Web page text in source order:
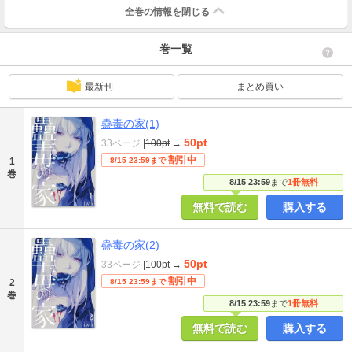
全巻の情報を 閉じる
巻一覧
最新刊 まとめ買い
1
巻
蠱毒の家(1)
8/15 23:59まで1冊無料
33ページ 100pt → 50pt
8/15 23:59まで 割引中
無料で読む 購入する
2
巻
蠱毒の家(2)
8/15 23:59まで1冊無料
33ページ 100pt → 50pt
8/15 23:59まで 割引中
無料で読む 購入する